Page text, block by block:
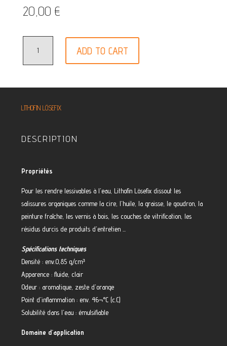
20,00 €
ADD TO CART
LITHOFIN LÖSEFIX
DESCRIPTION
Propriétés
Pour les rendre lessivables à l'eau, Lithofin Lösefix dissout les
salissures organiques comme la cire, l'huile, la graisse, le goudron, la
peinture fraîche, les vernis à bois, les couches de vitrification, les
résidus durcis de produits d'entretien ...
Spécifications techniques
Densité : env.0,85 g/cm³
Apparence : fluide, clair
Odeur : aromatique, zeste d'orange
Point d'inflammation : env. 46¬°C (c.C)
Solubilité dans l'eau : émulsifiable
Domaine d'application